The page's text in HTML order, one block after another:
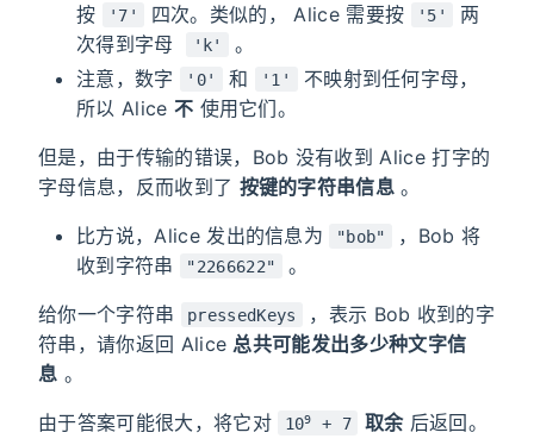
按
'7' 四次。类似的， Alice 需要按 '5'
两
次得到字母
'k'
。
注意，数字
'0' 和 '1'
不映射到任何字母，
所以 Alice 不 使用它们。
但是，由于传输的错误，Bob 没有收到 Alice 打字的
字母信息，反而收到了 按键的字符串信息 。
比方说，Alice 发出的信息为 "bob"
，Bob 将
收到字符串
"2266622" 。
给你一个字符串 pressedKeys
，表示 Bob 收到的字
符串，请你返回 Alice 总共可能发出多少种文字信
息 。
由于答案可能很大，将它对 109 + 7 取余后返回。